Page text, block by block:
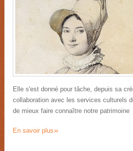
Elle s'est donné pour tâche, depuis sa
collaboration avec les services culturels
de mieux faire connaître notre patrimoine
En savoir plus»